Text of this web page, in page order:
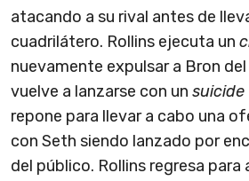
atacando a su rival antes de
cuadrilátero. Rollins ejecuta un
nuevamente expulsar a Bron del
vuelve a lanzarse con un suicide
repone para llevar a cabo una
con Seth siendo lanzado por
del público. Rollins regresa para